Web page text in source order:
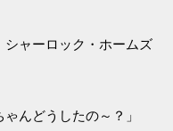
ャーロック・ホームズ
んどうしたの～？」